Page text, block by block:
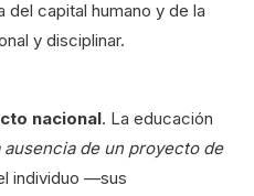
del capital humano y de la
y disciplinar.
nacional. La educación
ausencia de un proyecto de
individuo —sus